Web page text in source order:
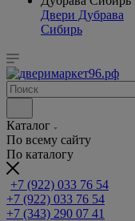
Двери Дубрава
Сибирь
Каталог
По всему сайту
По каталогу
+7 (922) 033 76 54
+7 (922) 033 76 54
+7 (343) 290 07 41